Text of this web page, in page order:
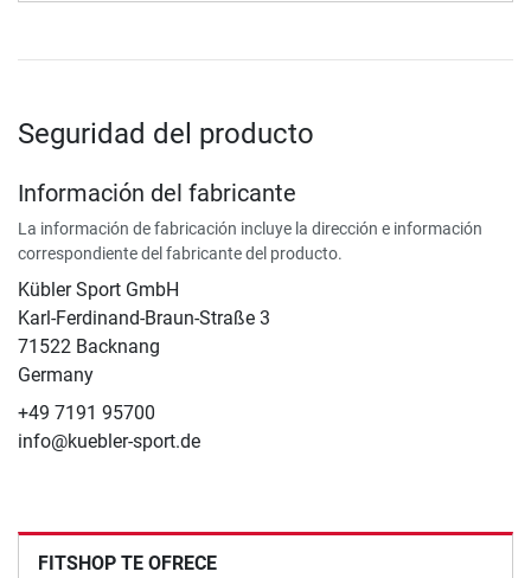
Seguridad del producto
Información del fabricante
La información de fabricación incluye la dirección e información
correspondiente del fabricante del producto.
Kübler Sport GmbH
Karl-Ferdinand-Braun-Straße 3
71522 Backnang
Germany
+49 7191 95700
info@kuebler-sport.de
FITSHOP TE OFRECE